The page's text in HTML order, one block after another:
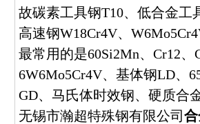
故碳素工具钢T10、低合金工
高速钢W18Cr4V、
最常用的是60Si2Mn、Cr12
6W6Mo5Cr4V、基体钢LD、
GD、马氏体时效钢、硬质合
无锡市瀚超特殊钢有限公司